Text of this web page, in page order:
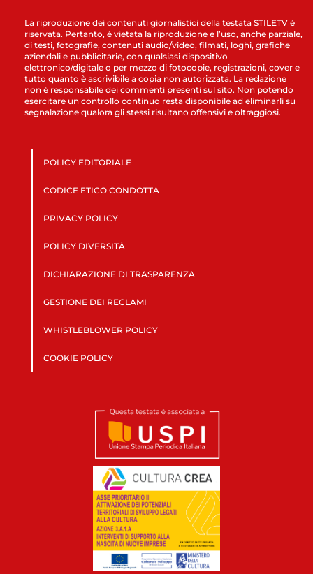
La riproduzione dei contenuti giornalistici della testata STILETV è
riservata. Pertanto, è vietata la riproduzione e l’uso, anche parziale,
di testi, fotografie, contenuti audio/video, filmati, loghi, grafiche
aziendali e pubblicitarie, con qualsiasi dispositivo
elettronico/digitale o per mezzo di fotocopie, registrazioni, cover e
tutto quanto è ascrivibile a copia non autorizzata. La redazione
non è responsabile dei commenti presenti sul sito. Non potendo
esercitare un controllo continuo resta disponibile ad eliminarli su
segnalazione qualora gli stessi risultano offensivi e oltraggiosi.
POLICY EDITORIALE
CODICE ETICO CONDOTTA
PRIVACY POLICY
POLICY DIVERSITÀ
DICHIARAZIONE DI TRASPARENZA
GESTIONE DEI RECLAMI
WHISTLEBLOWER POLICY
COOKIE POLICY